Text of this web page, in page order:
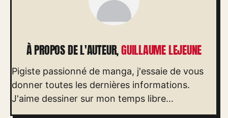
À PROPOS DE L'AUTEUR,GUILLAUME LEJEUNE
Pigiste passionné de manga, j'essaie de vous
donner toutes les dernières informations.
J'aime dessiner sur mon temps libre...